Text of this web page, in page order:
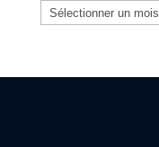
Archives